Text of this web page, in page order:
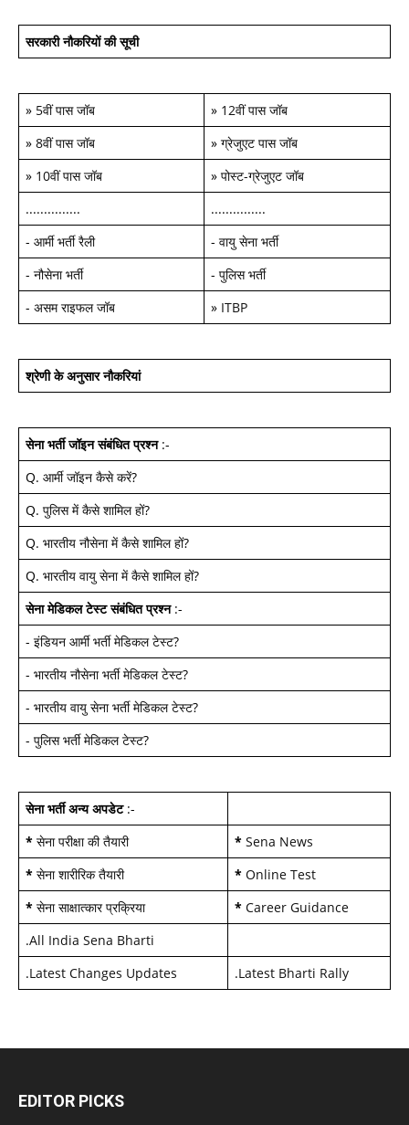
सरकारी नौकरियों की सूची
» 5वीं पास जॉब » 12वीं पास जॉब
» 8वीं पास जॉब » ग्रेजुएट पास जॉब
» 10वीं पास जॉब » पोस्ट-ग्रेजुएट जॉब
...............
...............
- आर्मी भर्ती रैली - वायु सेना भर्ती
- नौसेना भर्ती - पुलिस भर्ती
- असम राइफल जॉब » ITBP
श्रेणी के अनुसार नौकरियां
सेना भर्ती जॉइन संबंधित प्रश्न:-
Q. आर्मी जॉइन कैसे करें?
Q. पुलिस में कैसे शामिल हों?
Q. भारतीय नौसेना में कैसे शामिल हों?
Q. भारतीय वायु सेना में कैसे शामिल हों?
सेना मेडिकल टेस्ट संबंधित प्रश्न:-
- इंडियन आर्मी भर्ती मेडिकल टेस्ट?
- भारतीय नौसेना भर्ती मेडिकल टेस्ट?
- भारतीय वायु सेना भर्ती मेडिकल टेस्ट?
- पुलिस भर्ती मेडिकल टेस्ट?
सेना भर्ती अन्य अपडेट:-
* सेना परीक्षा की तैयारी * Sena News
* सेना शारीरिक तैयारी * Online Test
* सेना साक्षात्कार प्रक्रिया * Career Guidance
.All India Sena Bharti
.Latest Changes Updates .Latest Bharti Rally
EDITOR PICKS